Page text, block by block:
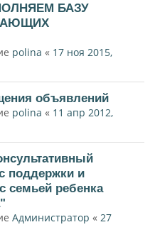
БАЗУ
polina « 17 ноя 2015,
объявлений
polina « 11 апр 2012,
поддержки и
семьей ребенка
Администратор « 27